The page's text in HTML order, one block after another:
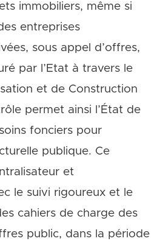
immobiliers, même si
entreprises
sous appel d’offres,
par l’Etat à travers le
et de Construction
permet ainsi l’État de
fonciers pour
publique. Ce
et
le suivi rigoureux et le
cahiers de charge des
public, dans la période